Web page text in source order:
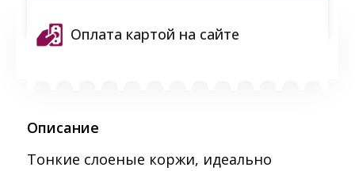
Описание
Тонкие слоеные коржи, идеально
Оплата картой на сайте